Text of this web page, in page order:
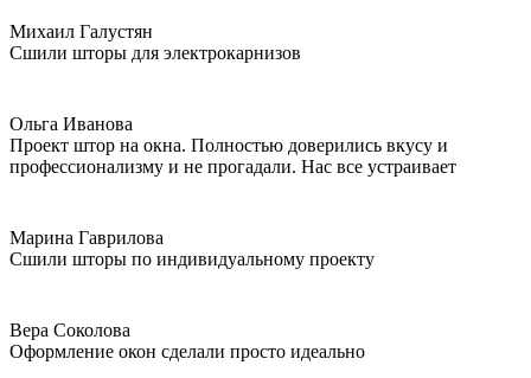
Михаил Галустян
Сшили шторы для электрокарнизов
Ольга Иванова
Проект штор на окна. Полностью доверились вкусу и
профессионализму и не прогадали. Нас все устраивает
Марина Гаврилова
Сшили шторы по индивидуальному проекту
Вера Соколова
Оформление окон сделали просто идеально